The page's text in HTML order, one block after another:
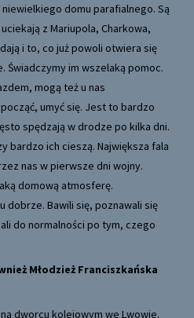
domu parafialnego. Są
z Mariupola, Charkowa,
i to, co już powoli otwiera się
im wszelaką pomoc.
mogą też u nas
umyć się. Jest to bardzo
spędzają w drodze po kilka dni.
bardzo ich cieszą. Największa fala
nas w pierwsze dni wojny.
domową atmosferę.
dobrze. Bawili się, poznawali się
do normalności po tym, czego
Młodzież Franciszkańska
dworcu kolejowym we Lwowie.